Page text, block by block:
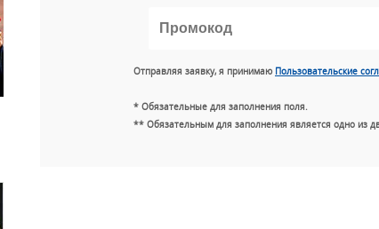
Отправляя заявку, я принимаю Пользовательские
* Обязательные для заполнения поля.
** Обязательным для заполнения является одно из